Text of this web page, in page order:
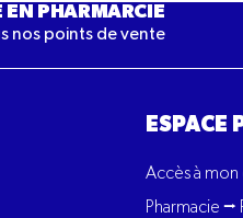
EN PHARMARCIE
nos points de vente
ESPACE
Accès à
Pharmacie ⭢